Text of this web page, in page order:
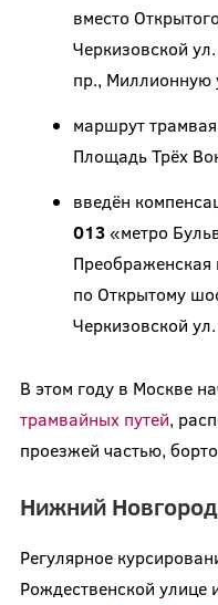
вместо
Черкизовской
пр., Миллионную
маршрут трамвая
Площадь Трёх
введён
013«метро
по Открытому
Черкизовcкой ул.
В этом году в Москве
трамвайных путей,
проезжей частью,
Нижний Новгород
Регулярное
Рождественской улице